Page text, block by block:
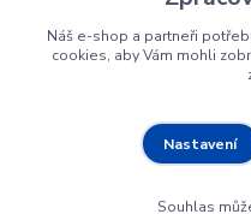
Náš e-shop a partneři
cookies, aby Vám mohli
Nastavení
Souhlas